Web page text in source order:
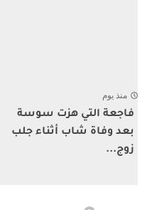
منذ يوم
فاجعة التي هزت سوسة
بعد وفاة شاب أثناء جلب
زوج...